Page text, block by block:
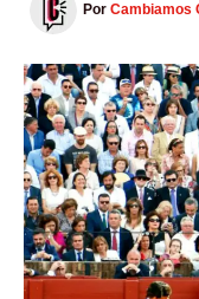
Por Cambiamos